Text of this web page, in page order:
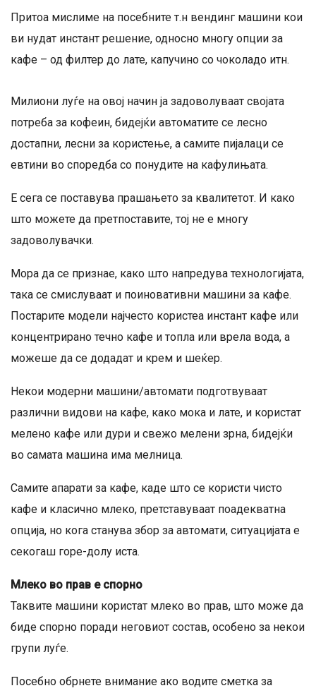
Притоа мислиме на посебните т.н вендинг машини кои
ви нудат инстант решение, односно многу опции за
кафе – од филтер до лате, капучино со чоколадо итн.
Милиони луѓе на овој начин ја задоволуваат својата
потреба за кофеин, бидејќи автоматите се лесно
достапни, лесни за користење, а самите пијалаци се
евтини во споредба со понудите на кафулињата.
Е сега се поставува прашањето за квалитетот. И како
што можете да претпоставите, тој не е многу
задоволувачки.
Мора да се признае, како што напредува технологијата,
така се смислуваат и поиновативни машини за кафе.
Постарите модели најчесто користеа инстант кафе или
концентрирано течно кафе и топла или врела вода, а
можеше да се додадат и крем и шеќер.
Некои модерни машини/автомати подготвуваат
различни видови на кафе, како мока и лате, и користат
мелено кафе или дури и свежо мелени зрна, бидејќи
во самата машина има мелница.
Самите апарати за кафе, каде што се користи чисто
кафе и класично млеко, претставуваат поадекватна
опција, но кога станува збор за автомати, ситуацијата е
секогаш горе-долу иста.
Млеко во прав е спорно
Таквите машини користат млеко во прав, што може да
биде спорно поради неговиот состав, особено за некои
групи луѓе.
Посебно обрнете внимание ако водите сметка за